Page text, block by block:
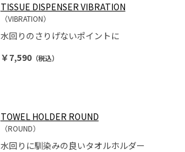
TISSUE DISPENSER VIBRATION
（VIBRATION）
水回りのさりげないポイントに
￥7,590（税込）
TOWEL HOLDER ROUND
（ROUND）
水回りに馴染みの良いタオルホルダー